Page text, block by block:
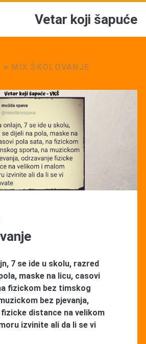
Vetar koji šapuće
> MIX ŠKOLOVANJE
7 se ide u skolu, razred
maske na licu, casovi
fizickom bez timskog
bez pjevanja,
distance na velikom
izvinite ali da li se vi